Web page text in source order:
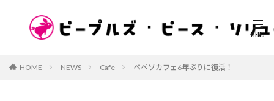
HOME NEWS Cafe ペペソカフェ6年ぶりに復活！